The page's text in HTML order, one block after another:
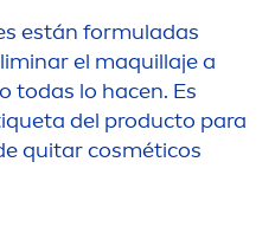
están formuladas
el maquillaje a
todas lo hacen. Es
del producto para
quitar cosméticos